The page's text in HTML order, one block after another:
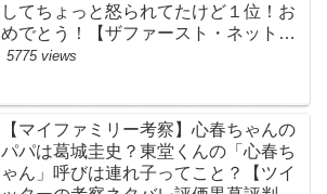
してちょっと怒られてたけど１位！お
めでとう！【ザファースト・ネットの
ネタバレ感想考察まとめ・スッキリ・
5775 views
【マイファミリー考察】心春ちゃんの
パパは葛城圭史？東堂くんの「心春ち
ゃん」呼びは連れ子ってこと？【ツイ